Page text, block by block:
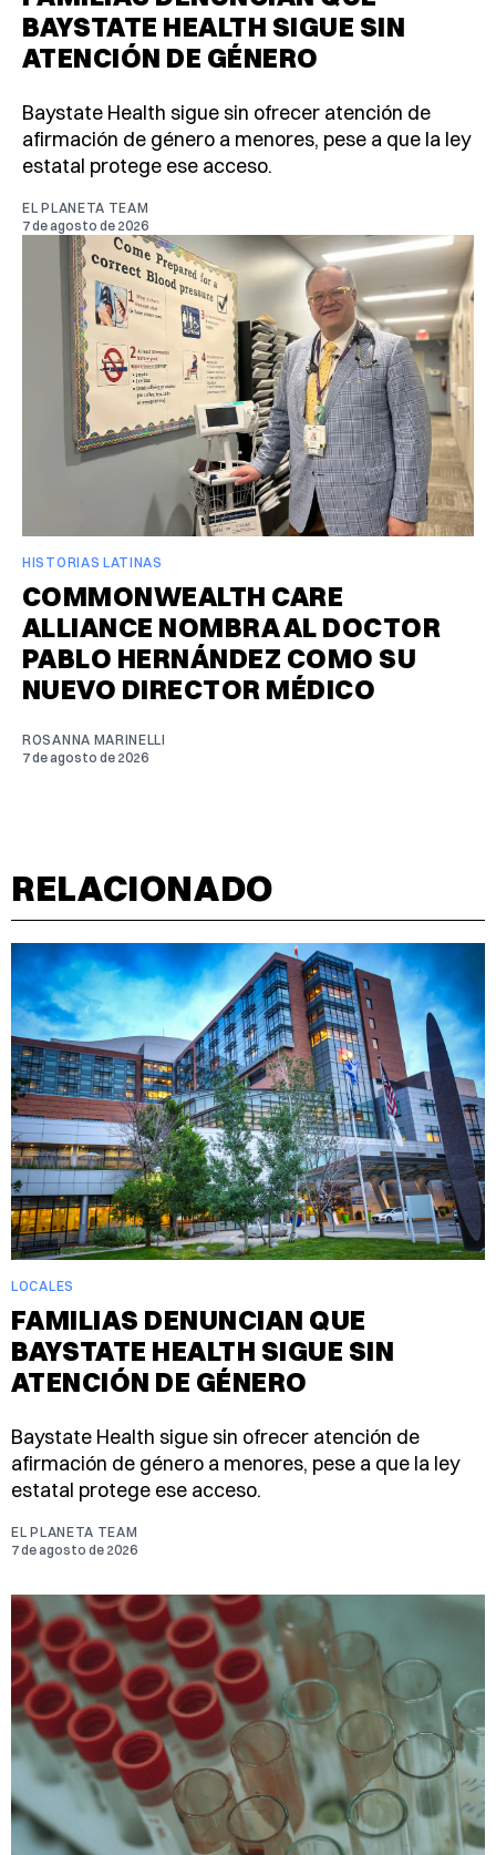
BAYSTATE HEALTH SIGUE SIN
ATENCIÓN DE GÉNERO
Baystate Health sigue sin ofrecer atención de
afirmación de género a menores, pese a que la ley
estatal protege ese acceso.
EL PLANETA TEAM
7 de agosto de 2026
HISTORIAS LATINAS
COMMONWEALTH CARE
ALLIANCE NOMBRA AL DOCTOR
PABLO HERNÁNDEZ COMO SU
NUEVO DIRECTOR MÉDICO
ROSANNA MARINELLI
7 de agosto de 2026
RELACIONADO
LOCALES
FAMILIAS DENUNCIAN QUE
BAYSTATE HEALTH SIGUE SIN
ATENCIÓN DE GÉNERO
Baystate Health sigue sin ofrecer atención de
afirmación de género a menores, pese a que la ley
estatal protege ese acceso.
EL PLANETA TEAM
7 de agosto de 2026